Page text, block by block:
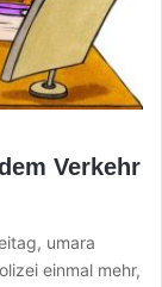
Verkehr
umara
einmal mehr,